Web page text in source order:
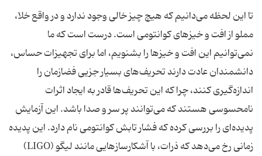
تا این لحظه می‌دانیم که هیچ چیز خالی وجود ندارد و در واقع خلا،
مملو از افت و خیزهای کوانتومی است. درست است که ما
نمی‌توانیم این افت و خیزها را بشنویم، اما برای تجهیزات حساس،
دانشمندان عادت دارند تحریف‌های بسیار جزیی فضازمان را
اندازه‌گیری کنند، چرا که این تحریف‌ها قادر به ایجاد اثرات
نامحسوسی هستند که می‌توانند پر سر و صدا باشد. این آزمایش
پدیده‌ای را بررسی کرده که فشار تابش کوانتومی نام دارد. این پدیده
زمانی رخ می‌دهد که ذرات، با آشکارسازهایی مانند لیگو (LIGO)